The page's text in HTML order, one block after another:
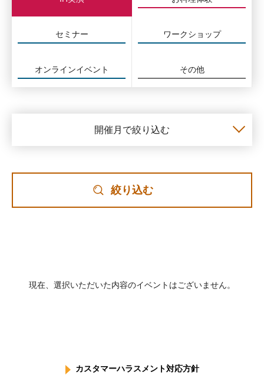
セミナー ワークショップ
オンラインイベント その他
開催月で絞り込む
絞り込む
現在、選択いただいた内容のイベントはございません。
カスタマーハラスメント対応方針